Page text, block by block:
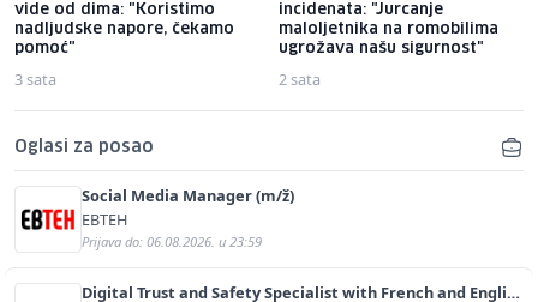
vide od dima: "Koristimo
nadljudske napore, čekamo
pomoć"
3 sata
incidenata: "Jurcanje
maloljetnika na romobilima
ugrožava našu sigurnost"
2 sata
Oglasi za posao
Social Media Manager (m/ž)
EBTEH
Prijava do: 06.08.2026. u 23:59
Digital Trust and Safety Specialist with French and English